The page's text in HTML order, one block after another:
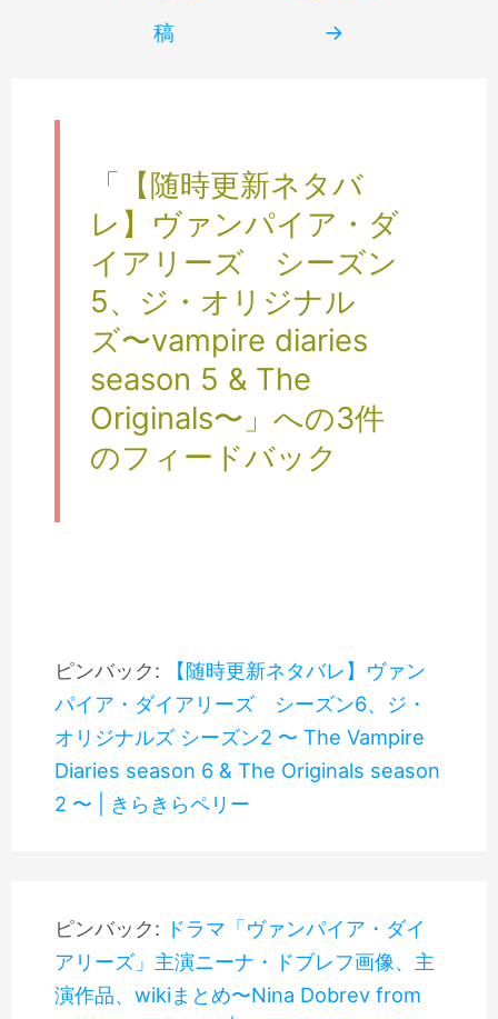
稿
→
「【随時更新ネタバ
レ】ヴァンパイア・ダ
イアリーズ シーズン
5、ジ・オリジナル
ズ〜vampire diaries
season 5 & The
Originals〜」への3件
のフィードバック
ピンバック:
【随時更新ネタバレ】ヴァン
パイア・ダイアリーズ シーズン6、ジ・
オリジナルズ シーズン2 〜 The Vampire
Diaries season 6 & The Originals season
2 〜 | きらきらペリー
ピンバック: ドラマ「ヴァンパイア・ダイ
アリーズ」主演ニーナ・ドブレフ画像、主
演作品、wikiまとめ〜Nina Dobrev from